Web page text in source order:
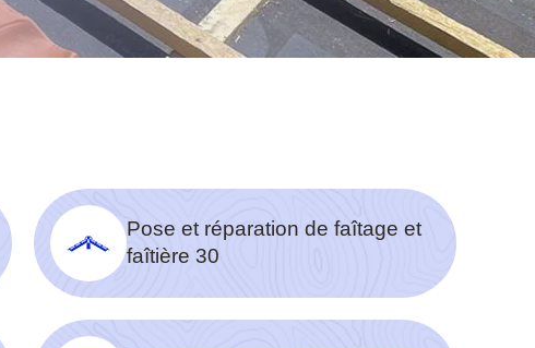
Pose et réparation de faîtage et
faîtière 30